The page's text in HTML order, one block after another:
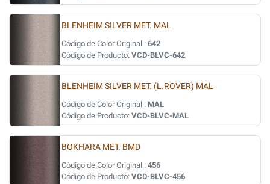
BLENHEIM SILVER MET. MAL
Código de Color Original : 642
Código de Producto: VCD-BLVC-642
BLENHEIM SILVER MET. (L.ROVER) MAL
Código de Color Original : MAL
Código de Producto: VCD-BLVC-MAL
BOKHARA MET. BMD
Código de Color Original : 456
Código de Producto: VCD-BLVC-456